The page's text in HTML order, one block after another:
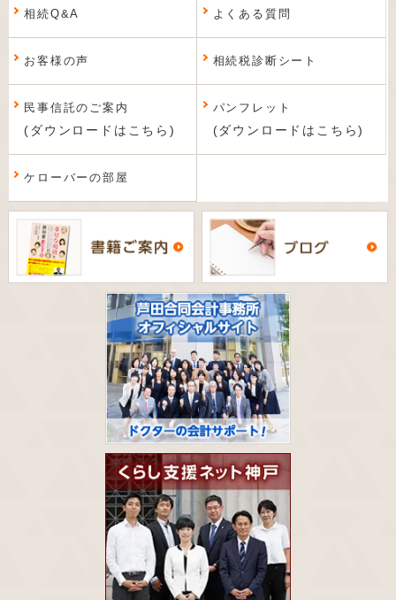
相続Q&A よくある質問
お客様の声 相続税診断シート
民事信託のご案内
(ダウンロードはこちら)
パンフレット
(ダウンロードはこちら)
ケローバーの部屋